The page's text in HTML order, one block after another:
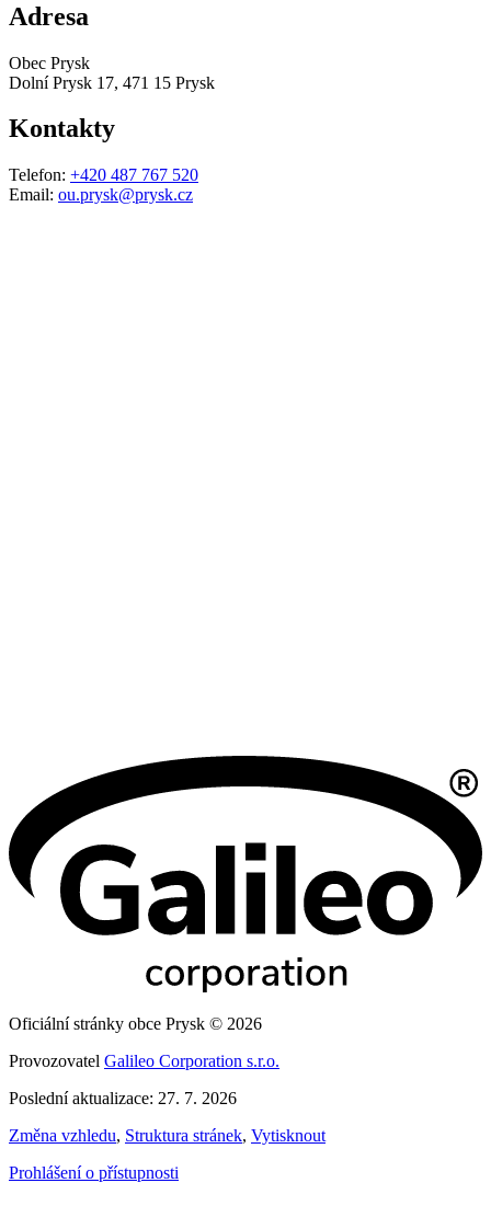
Adresa
Obec Prysk
Dolní Prysk 17, 471 15 Prysk
Kontakty
Telefon: +420 487 767 520
Email: ou.prysk@prysk.cz
Oficiální stránky obce Prysk © 2026
Provozovatel Galileo Corporation s.r.o.
Poslední aktualizace: 27. 7. 2026
Změna vzhledu, Struktura stránek, Vytisknout
Prohlášení o přístupnosti